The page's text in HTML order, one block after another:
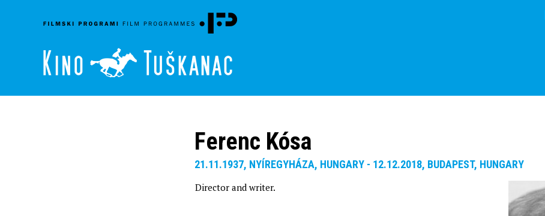
Ferenc Kósa
21.11.1937, NYÍREGYHÁZA, HUNGARY - 12.12.2018, BUDAPEST, HUNGARY
Director and writer.